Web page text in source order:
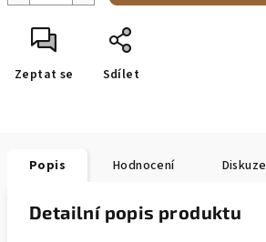
Zeptat se Sdílet
Popis Hodnocení Diskuze
Detailní popis produktu